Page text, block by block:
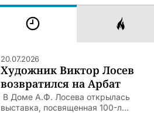
20.07.2026
Художник Виктор Лосев
возвратился на Арбат
В Доме А.Ф. Лосева открылась
выставка, посвященная 100-л...